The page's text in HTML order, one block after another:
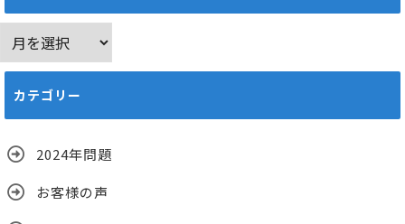
ー
カ
ブ
カテゴリー
2024年問題
お客様の声